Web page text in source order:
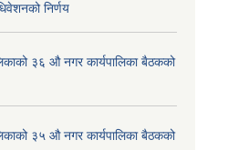
निर्णय
३६ औ नगर कार्यपालिका बैठकको
३५ औ नगर कार्यपालिका बैठकको